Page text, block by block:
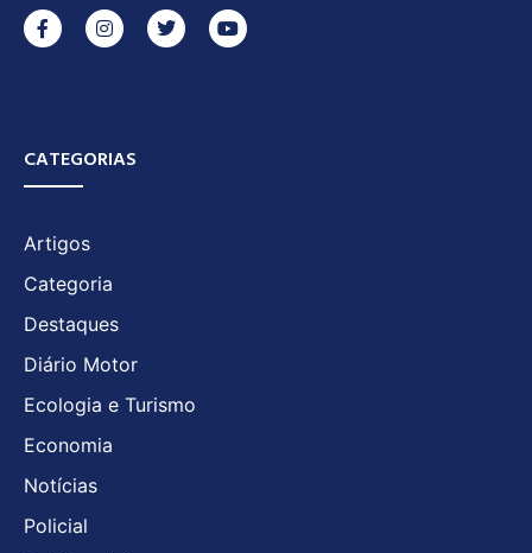
CATEGORIAS
Artigos
Categoria
Destaques
Diário Motor
Ecologia e Turismo
Economia
Notícias
Policial